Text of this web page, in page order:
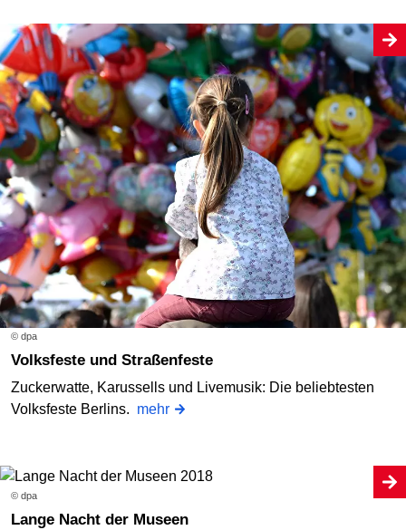
© dpa
Volksfeste und Straßenfeste
Zuckerwatte, Karussells und Livemusik: Die beliebtesten
Volksfeste Berlins. mehr
© dpa
Lange Nacht der Museen